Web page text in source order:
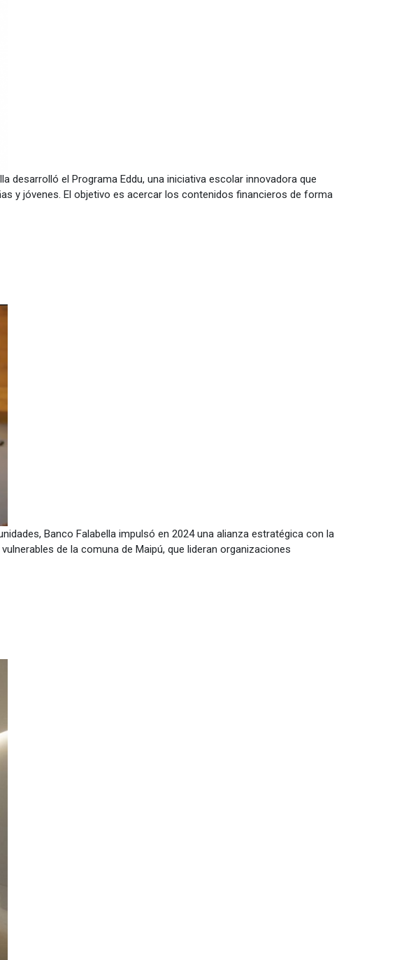
desarrolló el Programa Eddu, una iniciativa escolar innovadora que
y jóvenes. El objetivo es acercar los contenidos financieros de forma
Banco Falabella impulsó en 2024 una alianza estratégica con la
de la comuna de Maipú, que lideran organizaciones